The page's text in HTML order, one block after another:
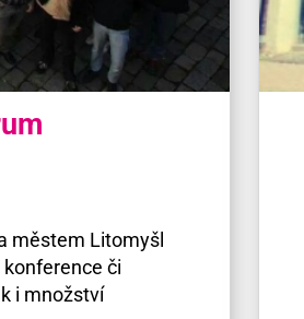
městem Litomyšl
či
i množství